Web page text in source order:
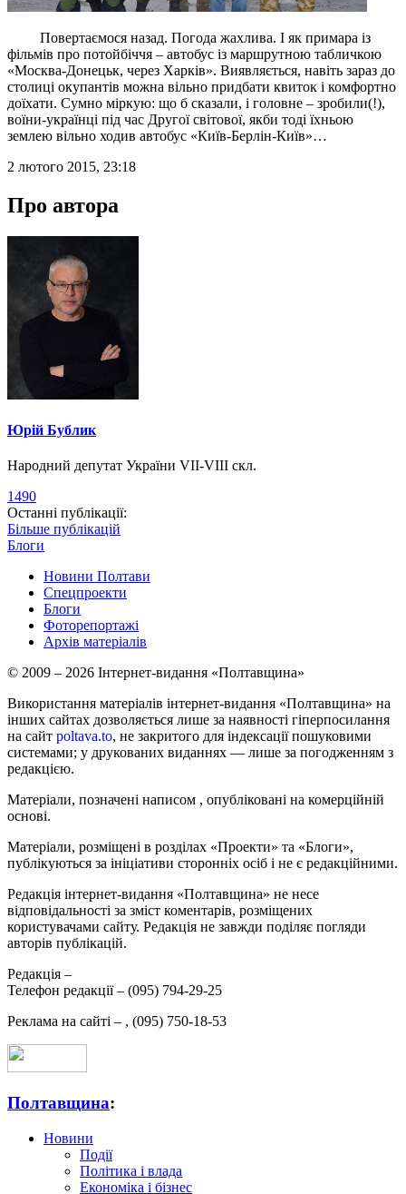
Повертаємося назад. Погода жахлива. І як примара із
фільмів про потойбіччя – автобус із маршрутною табличкою
«Москва-Донецьк, через Харків». Виявляється, навіть зараз до
столиці окупантів можна вільно придбати квиток і комфортно
доїхати. Сумно міркую: що б сказали, і головне – зробили(!),
воїни-українці під час Другої світової, якби тоді їхньою
землею вільно ходив автобус «Київ-Берлін-Київ»…
2 лютого 2015, 23:18
Про автора
Юрій Бублик
Народний депутат України VII-VIII скл.
1490
Останні публікації:
Більше публікацій
Блоги
Новини Полтави
Спецпроекти
Блоги
Фоторепортажі
Архів матеріалів
© 2009 – 2026 Інтернет-видання «Полтавщина»
Використання матеріалів інтернет-видання «Полтавщина» на
інших сайтах дозволяється лише за наявності гіперпосилання
на сайт poltava.to, не закритого для індексації пошуковими
системами; у друкованих виданнях — лише за погодженням з
редакцією.
Матеріали, позначені написом , опубліковані на комерційній
основі.
Матеріали, розміщені в розділах «Проекти» та «Блоги»,
публікуються за ініціативи сторонніх осіб і не є редакційними.
Редакція інтернет-видання «Полтавщина» не несе
відповідальності за зміст коментарів, розміщених
користувачами сайту. Редакція не завжди поділяє погляди
авторів публікацій.
Редакція –
Телефон редакції – (095) 794-29-25
Реклама на сайті – , (095) 750-18-53
Полтавщина:
Новини
Події
Політика і влада
Економіка і бізнес